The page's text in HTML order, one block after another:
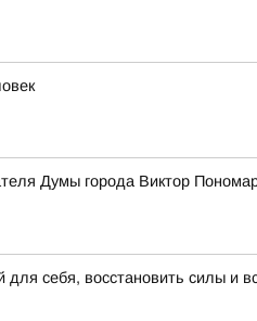
Думы города Виктор
себя, восстановить силы и